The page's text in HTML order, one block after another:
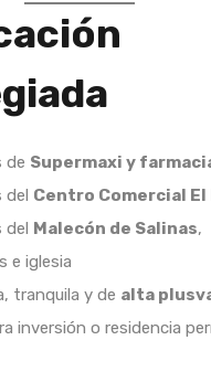
de Supermaxi y
del Centro Comercial El
del Malecón de Salinas,
e iglesia
tranquila y de alta
inversión o residencia